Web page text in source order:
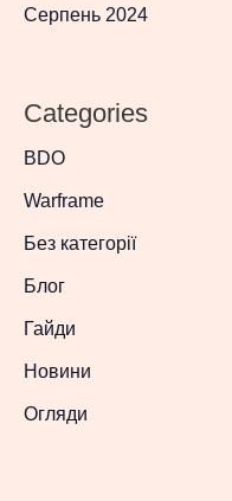
Серпень 2024
Categories
BDO
Warframe
Без категорії
Блог
Гайди
Новини
Огляди